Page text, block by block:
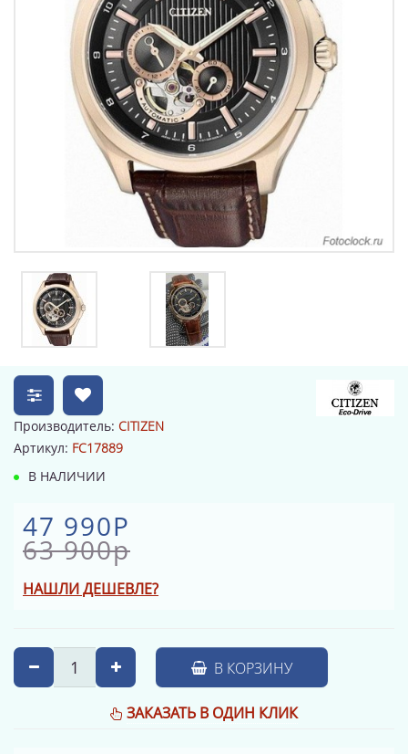
Производитель: CITIZEN
Артикул: FC17889
В НАЛИЧИИ
47 990Р
63 900р
НАШЛИ ДЕШЕВЛЕ?
В КОРЗИНУ
ЗАКАЗАТЬ В ОДИН КЛИК